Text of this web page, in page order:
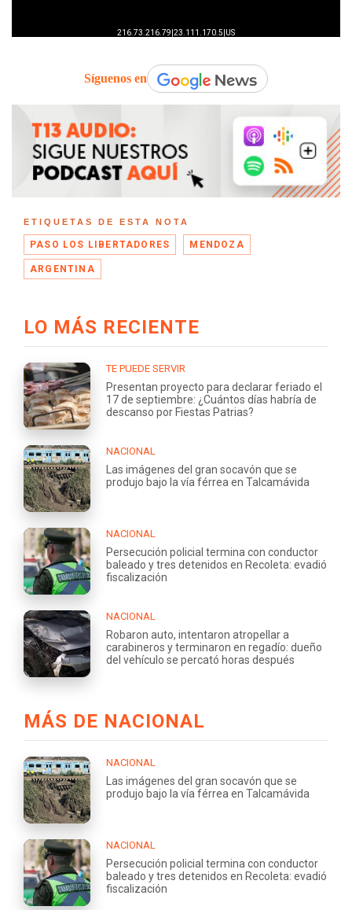
Síguenos en
ETIQUETAS DE ESTA NOTA
PASO LOS LIBERTADORES MENDOZA
ARGENTINA
LO MÁS RECIENTE
TE PUEDE SERVIR
Presentan proyecto para declarar feriado el
17 de septiembre: ¿Cuántos días habría de
descanso por Fiestas Patrias?
NACIONAL
Las imágenes del gran socavón que se
produjo bajo la vía férrea en Talcamávida
NACIONAL
Persecución policial termina con conductor
baleado y tres detenidos en Recoleta: evadió
fiscalización
NACIONAL
Robaron auto, intentaron atropellar a
carabineros y terminaron en regadío: dueño
del vehículo se percató horas después
MÁS DE NACIONAL
NACIONAL
Las imágenes del gran socavón que se
produjo bajo la vía férrea en Talcamávida
NACIONAL
Persecución policial termina con conductor
baleado y tres detenidos en Recoleta: evadió
fiscalización